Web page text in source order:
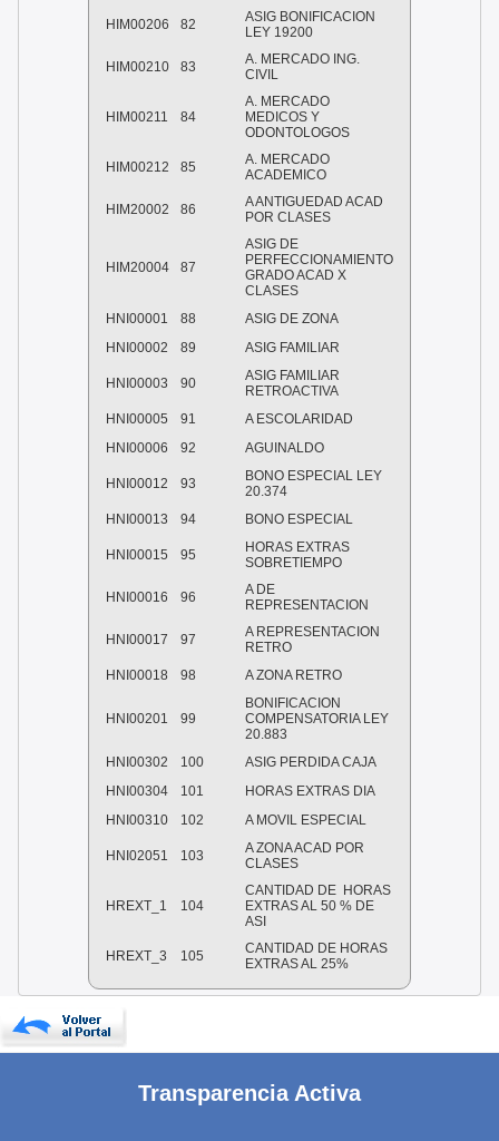
HIM00206 82
ASIG BONIFICACION
LEY 19200
HIM00210 83
A. MERCADO ING.
CIVIL
HIM00211 84
A. MERCADO
MEDICOS Y
ODONTOLOGOS
HIM00212 85
A. MERCADO
ACADEMICO
HIM20002 86
A ANTIGUEDAD ACAD
POR CLASES
HIM20004 87
ASIG DE
PERFECCIONAMIENTO
GRADO ACAD X
CLASES
HNI00001
88
ASIG DE ZONA
HNI00002
89 ASIG FAMILIAR
HNI00003 90
ASIG FAMILIAR
RETROACTIVA
HNI00005
91
A ESCOLARIDAD
HNI00006
92 AGUINALDO
HNI00012 93
BONO ESPECIAL LEY
20.374
HNI00013
94 BONO ESPECIAL
HNI00015 95
HORAS EXTRAS
SOBRETIEMPO
HNI00016 96
A DE
REPRESENTACION
HNI00017 97
A REPRESENTACION
RETRO
HNI00018
98 A ZONA RETRO
HNI00201 99
BONIFICACION
COMPENSATORIA LEY
20.883
HNI00302
100
ASIG PERDIDA CAJA
HNI00304
101
HORAS EXTRAS DIA
HNI00310
102 A MOVIL ESPECIAL
HNI02051 103
A ZONA ACAD POR
CLASES
HREXT_1 104
CANTIDAD DE HORAS
EXTRAS AL 50 % DE
ASI
HREXT_3 105
CANTIDAD DE HORAS
EXTRAS AL 25%
Transparencia Activa